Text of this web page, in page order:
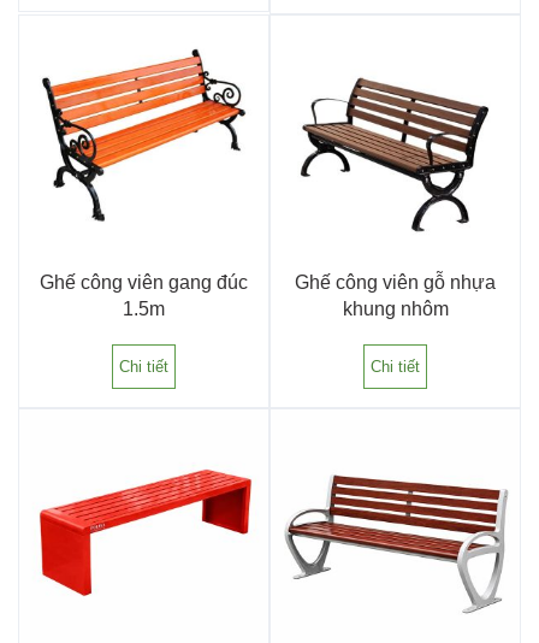
Ghế công viên gang đúc
1.5m
Chi tiết
Ghế công viên gỗ nhựa
khung nhôm
Chi tiết